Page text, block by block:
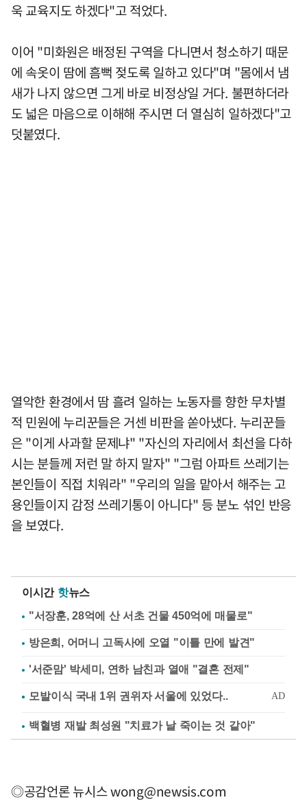
욱 교육지도 하겠다"고 적었다.
이어 "미화원은 배정된 구역을 다니면서 청소하기 때문
에 속옷이 땀에 흠뻑 젖도록 일하고 있다"며 "몸에서 냄
새가 나지 않으면 그게 바로 비정상일 거다. 불편하더라
도 넓은 마음으로 이해해 주시면 더 열심히 일하겠다"고
덧붙였다.
열악한 환경에서 땀 흘려 일하는 노동자를 향한 무차별
적 민원에 누리꾼들은 거센 비판을 쏟아냈다. 누리꾼들
은 "이게 사과할 문제냐" "자신의 자리에서 최선을 다하
시는 분들께 저런 말 하지 말자" "그럼 아파트 쓰레기는
본인들이 직접 치워라" "우리의 일을 맡아서 해주는 고
용인들이지 감정 쓰레기통이 아니다" 등 분노 섞인 반응
을 보였다.
이시간 핫뉴스
"서장훈, 28억에 산 서초 건물 450억에 매물로"
방은희, 어머니 고독사에 오열 "이틀 만에 발견"
'서준맘' 박세미, 연하 남친과 열애 "결혼 전제"
백혈병 재발 최성원 "치료가 날 죽이는 것 같아"
◎공감언론 뉴시스wong@newsis.com